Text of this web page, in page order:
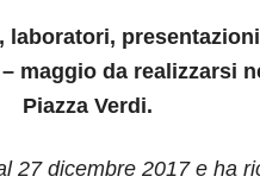
maggio da realizzarsi
Piazza Verdi.
27 dicembre 2017 e ha